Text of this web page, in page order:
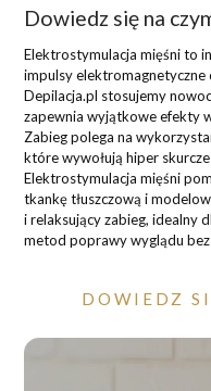
Dowiedz się na
Elektrostymulacja mięśni to
impulsy elektromagnetyczne
Depilacja.pl stosujemy
zapewnia wyjątkowe efekty
Zabieg polega na
które wywołują hiper
Elektrostymulacja mięśni
tkankę tłuszczową i
i relaksujący zabieg, idealny
metod poprawy wyglądu bez
DOWIEDZ